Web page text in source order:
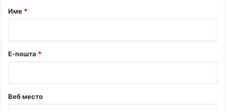
р
Име *
Е-пошта *
Веб место